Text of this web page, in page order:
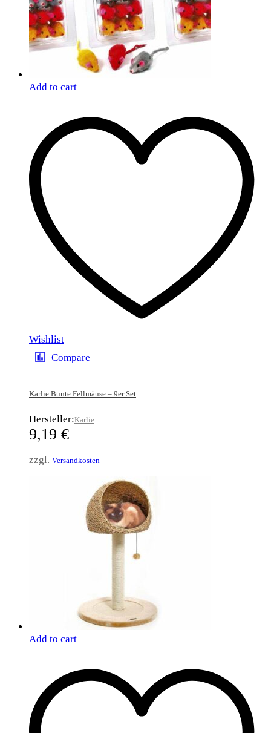
Add to cart
Wishlist
Compare
Karlie Bunte Fellmäuse – 9er Set
Hersteller:Karlie
9,19 €
zzgl. Versandkosten
Add to cart